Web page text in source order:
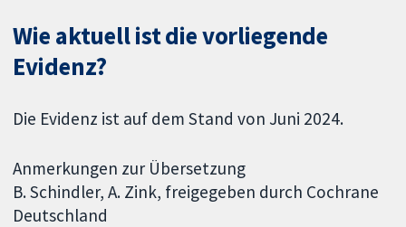
Wie aktuell ist die vorliegende
Evidenz?
Die Evidenz ist auf dem Stand von Juni 2024.
Anmerkungen zur Übersetzung
B. Schindler, A. Zink, freigegeben durch Cochrane
Deutschland